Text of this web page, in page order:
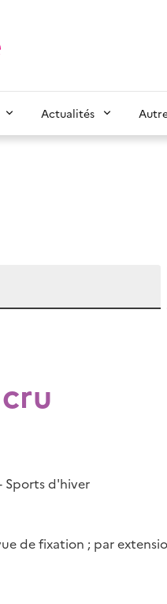
Actualités
Sports d'hiver
de fixation ; par